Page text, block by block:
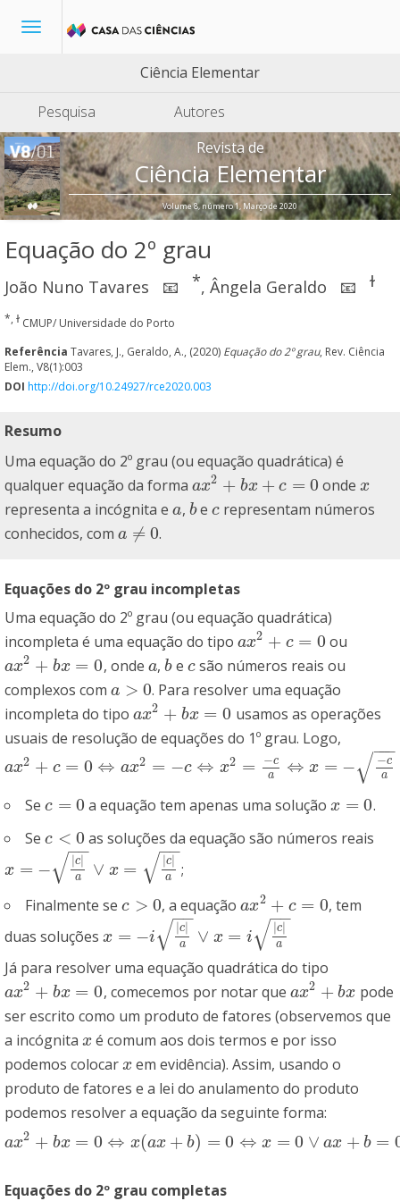
Toggle
Ciência Elementar
Pesquisa
Autores
Revista de
Ciência Elementar
Volume 8, número 1, Março de 2020
Equação do 2º grau
João Nuno Tavares 📧 *, Ângela Geraldo 📧 ɫ
*, ɫ CMUP/ Universidade do Porto
Referência Tavares, J., Geraldo, A., (2020) Equação do 2º grau, Rev. Ciência
Elem., V8(1):003
DOI http://doi.org/10.24927/rce2020.003
Resumo
Uma equação do 2º grau (ou equação quadrática) é
qualquer equação da forma ax2 + bx + c = 0
ax2+bx +c=0 onde x
x
representa a incógnita e a
a, b
bec
c representam números
conhecidos, com a ≠ 0
a≠0 .
Equações do 2º grau incompletas
Uma equação do 2º grau (ou equação quadrática)
incompleta é uma equação do tipo ax2 + c = 0
ax2+c= 0 ou
ax2 + bx = 0
ax2+bx =0 , onde a
a,b
be c
csão números reais ou
complexos com a > 0
a>0
. Para resolver uma equação
incompleta do tipo ax2 + bx = 0
ax2+bx =0
usamos as operações
usuais de resolução de equações do 1º grau. Logo,
ax2 + c = 0 ⇔ ax2 = −c ⇔ x2 = −c
a
⇔ x = − −c
a
−−
−
√
ax2+c= 0⇔a x2 =−c ⇔x2 =− a⇔ x=− −ca ∨x =−ca
Se c = 0
c= 0 a equação tem apenas uma soluçãox = 0
x= 0
.
Se c < 0
c< 0 as soluções da equação são números reais
x = − |c|
a
−−
√ ∨ x = |c|
a
−−
√
x= −| c|a∨ x=| c| a
;
Finalmente se c > 0
c> 0 , a equaçãoax2 + c = 0
ax2+c= 0
, tem
duas soluções x = −i
|c|
a
−−
√ ∨ x = i
|c|
a
−−
√
x= −i|c|a∨ x=i c| a
Já para resolver uma equação quadrática do tipo
ax2 + bx = 0
ax2+bx =0 , comecemos por notar que ax2 + bx
ax2+bx
pode
ser escrito como um produto de fatores (observemos que
a incógnita x
x é comum aos dois termos e por isso
podemos colocar x
x em evidência). Assim, usando o
produto de fatores e a lei do anulamento do produto
podemos resolver a equação da seguinte forma:
ax2 + bx = 0 ⇔ x(ax + b) = 0 ⇔ x = 0 ∨ ax + b =
ax2+bx =0⇔x (a x+b )=0⇔x =0 ∨a x+ b= 0⇔ x= 0∨ x= −ba
Equações do 2º grau completas